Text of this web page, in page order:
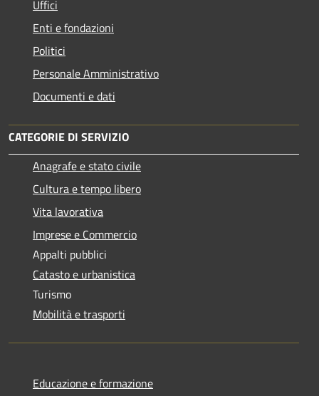
Uffici
Enti e fondazioni
Politici
Personale Amministrativo
Documenti e dati
CATEGORIE DI SERVIZIO
Anagrafe e stato civile
Cultura e tempo libero
Vita lavorativa
Imprese e Commercio
Appalti pubblici
Catasto e urbanistica
Turismo
Mobilità e trasporti
Educazione e formazione